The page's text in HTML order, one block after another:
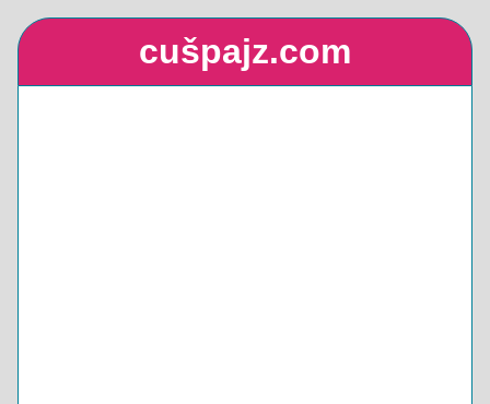
cušpajz.com